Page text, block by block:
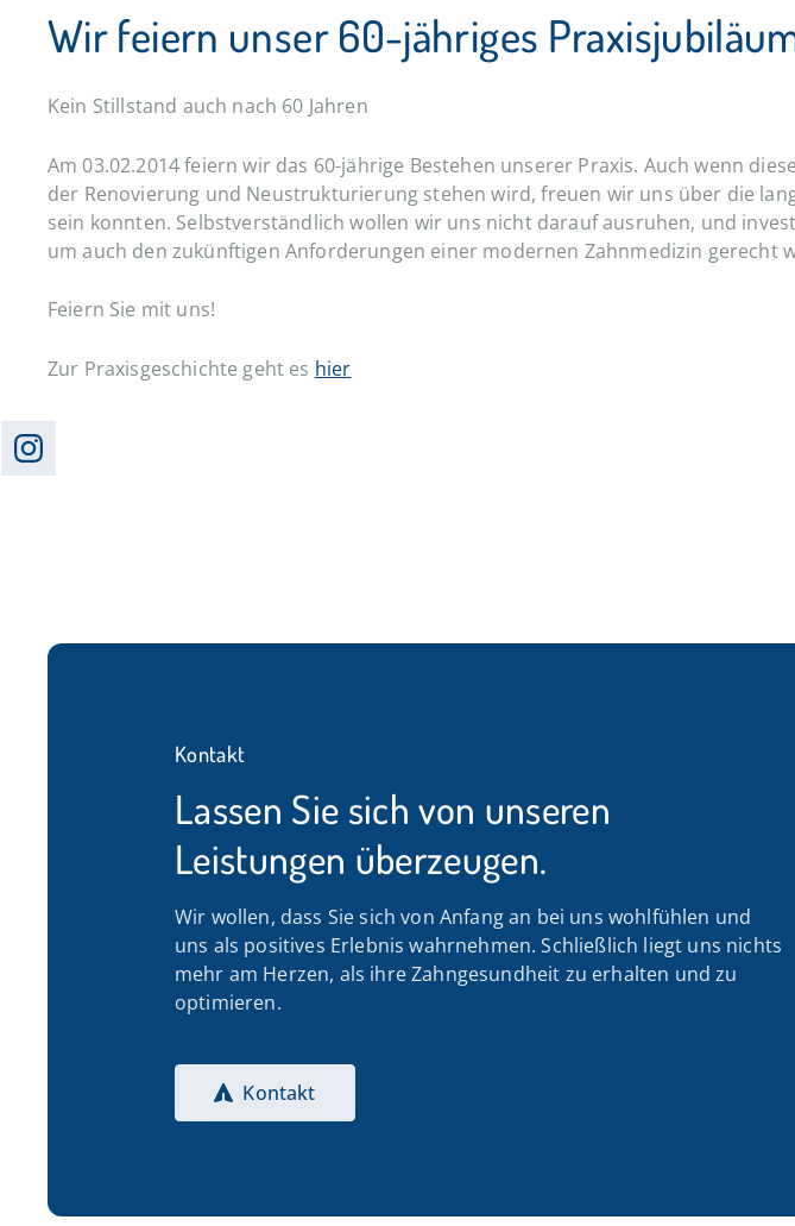
Wir feiern unser 60-jähriges
Kein Stillstand auch nach 60 Jahren
Am 03.02.2014 feiern wir das 60-jährige Bestehen unserer Praxis. Auch wenn
der Renovierung und Neustrukturierung stehen wird, freuen wir uns über die
sein konnten. Selbstverständlich wollen wir uns nicht darauf ausruhen, und
um auch den zukünftigen Anforderungen einer modernen Zahnmedizin gerecht
Feiern Sie mit uns!
Zur Praxisgeschichte geht es hier
Kontakt
Lassen Sie sich von unseren
Leistungen überzeugen.
Wir wollen, dass Sie sich von Anfang an bei uns wohlfühlen und
uns als positives Erlebnis wahrnehmen. Schließlich liegt uns nichts
mehr am Herzen, als ihre Zahngesundheit zu erhalten und zu
optimieren.
Kontakt